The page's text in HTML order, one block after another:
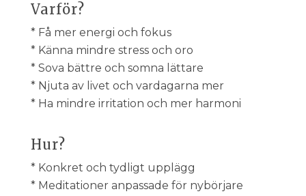
Varför?
* Få mer energi och fokus
* Känna mindre stress och oro
* Sova bättre och somna lättare
* Njuta av livet och vardagarna mer
* Ha mindre irritation och mer harmoni
Hur?
* Konkret och tydligt upplägg
* Meditationer anpassade för nybörjare